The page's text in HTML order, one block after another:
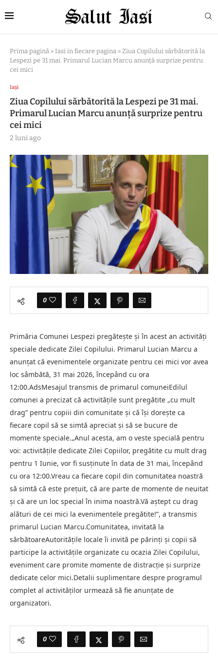
Prima pagină » Iasi in fiecare pagina » Ziua Copilului sărbătorită la
Lespezi pe 31 mai. Primarul Lucian Marcu anunță surprize pentru
cei mici
Iași
Ziua Copilului sărbătorită la Lespezi pe 31 mai.
Primarul Lucian Marcu anunță surprize pentru
cei mici
2 luni ago
0
Primăria Comunei Lespezi pregătește și în acest an activități
speciale dedicate Zilei Copilului. Primarul Lucian Marcu a
anunțat că evenimentele organizate pentru cei mici vor avea
loc sâmbătă, 31 mai 2026, începând cu ora
12:00.AdsMesajul transmis de primarul comuneiEdilul
comunei a precizat că activitățile sunt pregătite „cu mult
drag” pentru copiii din comunitate și că își dorește ca
fiecare copil să se simtă apreciat și să se bucure de
momente speciale.„Anul acesta, am o veste specială pentru
voi: activitățile dedicate Zilei Copiilor, pregătite cu mult drag
pentru 1 Iunie, vor fi susținute în data de 31 mai, începând
cu ora 12:00.Vreau ca fiecare copil din comunitatea noastră
să simtă că este prețuit, că are parte de momente de neuitat
și că are un loc special în inima noastră.Vă aștept cu drag
alături de cei mici la evenimentele pregătite!”, a transmis
primarul Lucian Marcu.Comunitatea, invitată la
sărbătoareAutoritățile locale îi invită pe părinți și copii să
participe la activitățile organizate cu ocazia Zilei Copilului,
eveniment care promite momente de distracție și surprize
dedicate celor mici.Detalii suplimentare despre programul
complet al activităților urmează să fie anunțate de
organizatori.
0